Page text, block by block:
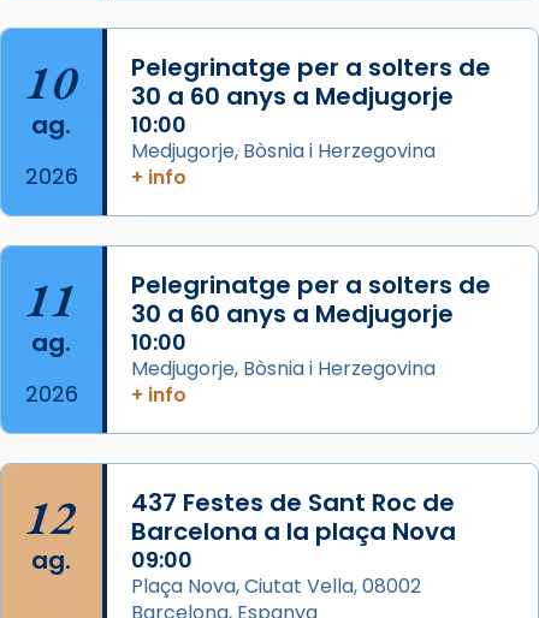
Mons. David Abadías.
📸 Dr. G. Simón
Photo
2 weeks ago
Memòria de les santes Juliana i
Semproniana, verges i màrtirs.
Acompanyant la història de sant Cugat, a
partir de l’Edat Mitjana sorgeix la tradició
que les santes Juliana (“relatiu a Júlia”) i
Semproniana (“relatiu a Semprònia =
eterna”) són deixebles seves. I l’any 1667, el
frare Joan Gaspar Roig, afirma en una obra
que les santes són filles de l’antiga Iluro.
Mataró en reivindicarà les relíquies fins que
10
ag.
2026
Pelegrinatge per a solters de
30 a 60 anys a Medjugorje
10:00
Medjugorje, Bòsnia i Herzegovina
+ info
11
ag.
2026
Pelegrinatge per a solters de
30 a 60 anys a Medjugorje
10:00
Medjugorje, Bòsnia i Herzegovina
+ info
12
ag.
437 Festes de Sant Roc de
Barcelona a la plaça Nova
09:00
Plaça Nova, Ciutat Vella, 08002